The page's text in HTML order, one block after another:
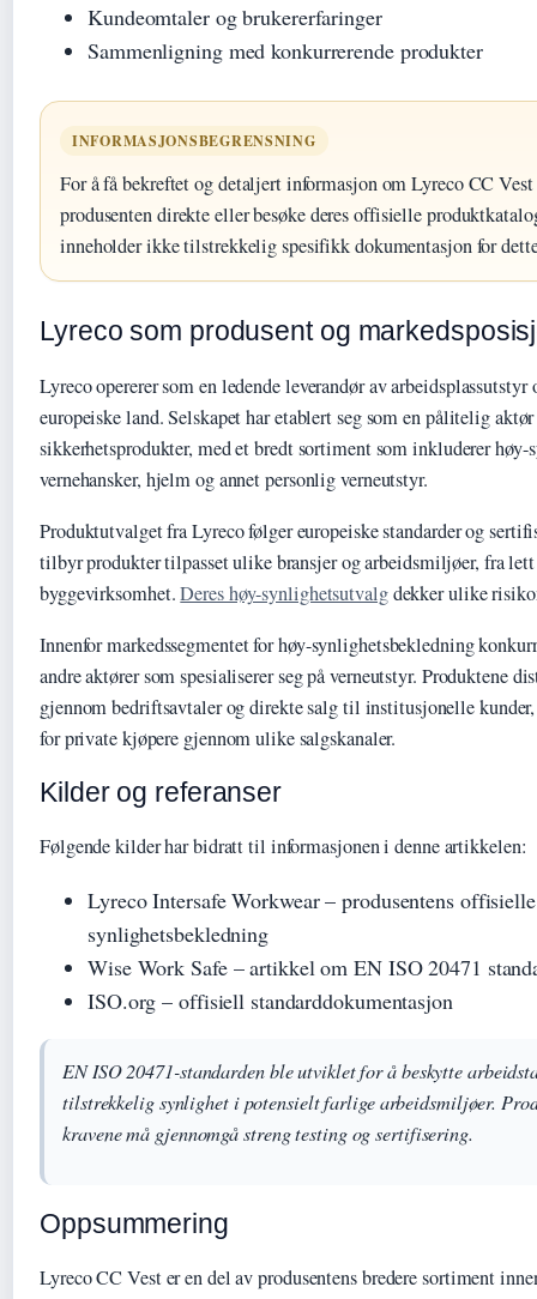
Kundeomtaler og brukererfaringer
Sammenligning med konkurrerende produkter
INFORMASJONSBEGRENSNING
For å få bekreftet og detaljert informasjon om Lyreco CC
produsenten direkte eller besøke deres offisielle
inneholder ikke tilstrekkelig spesifikk dokumentasjon for
Lyreco som produsent og
Lyreco opererer som en ledende leverandør av
europeiske land. Selskapet har etablert seg som en pålitelig
sikkerhetsprodukter, med et bredt sortiment som inkluderer
vernehansker, hjelm og annet personlig verneutstyr.
Produktutvalget fra Lyreco følger europeiske standarder og
tilbyr produkter tilpasset ulike bransjer og arbeidsmiljøer, fra
byggevirksomhet.Deres høy-synlighetsutvalgdekker ulike
Innenfor markedssegmentet for høy-synlighetsbekledning
andre aktører som spesialiserer seg på verneutstyr. Produktene
gjennom bedriftsavtaler og direkte salg til institusjonelle
for private kjøpere gjennom ulike salgskanaler.
Kilder og referanser
Følgende kilder har bidratt til informasjonen i denne artikkelen:
Lyreco Intersafe Workwear – produsentens
synlighetsbekledning
Wise Work Safe – artikkel om EN ISO 20471
ISO.org – offisiell standarddokumentasjon
EN ISO 20471-standarden ble utviklet for å beskytte
tilstrekkelig synlighet i potensielt farlige arbeidsmiljøer.
kravene må gjennomgå streng testing og sertifisering.
Oppsummering
Lyreco CC Vest er en del av produsentens bredere sortiment